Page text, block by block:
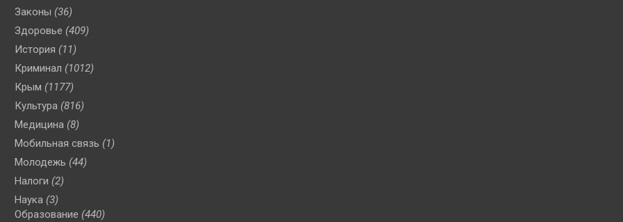
Законы (36)
Здоровье (409)
История (11)
Криминал (1012)
Крым (1177)
Культура (816)
Медицина (8)
Мобильная связь (1)
Молодежь (44)
Налоги (2)
Наука (3)
Образование (440)